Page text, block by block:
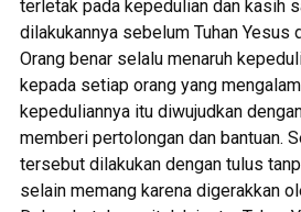
terletak pada kepedulian dan kasih
dilakukannya sebelum Tuhan Yesus
Orang benar selalu menaruh
kepada setiap orang yang
kepeduliannya itu diwujudkan
memberi pertolongan dan bantuan.
tersebut dilakukan dengan tulus
selain memang karena digerakkan